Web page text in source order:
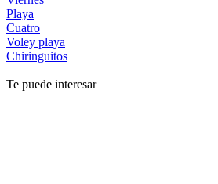
Playa
Cuatro
Voley playa
Chiringuitos
Te puede interesar